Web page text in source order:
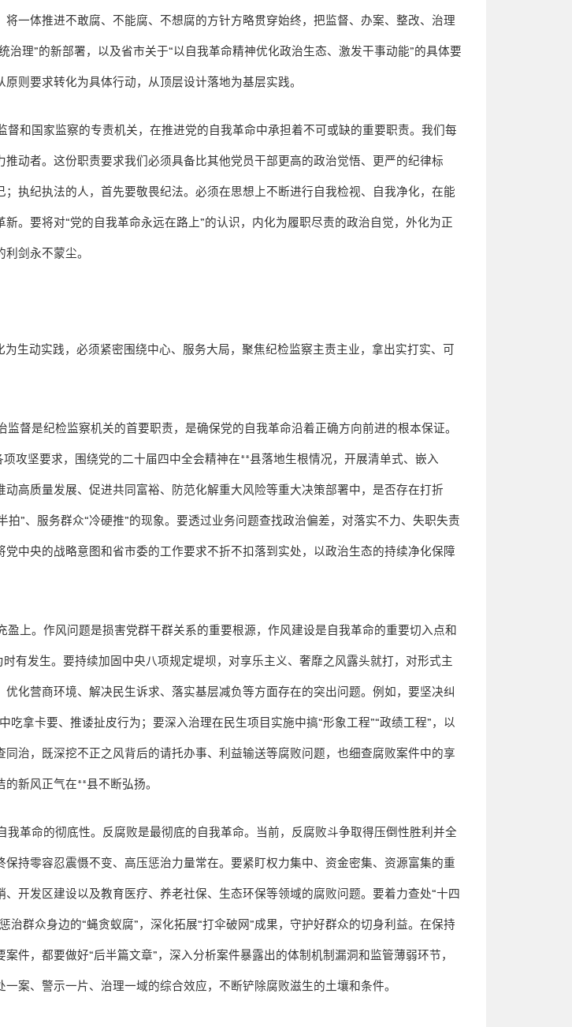
一体推进不敢腐、不能腐、不想腐的方针方略贯穿始终，把监督、办案、整改、治理
治理”的新部署，以及省市关于“以自我革命精神优化政治生态、激发干事动能”的具体要
则要求转化为具体行动，从顶层设计落地为基层实践。
和国家监察的专责机关，在推进党的自我革命中承担着不可或缺的重要职责。我们每
动者。这份职责要求我们必须具备比其他党员干部更高的政治觉悟、更严的纪律标
执纪执法的人，首先要敬畏纪法。必须在思想上不断进行自我检视、自我净化，在能
新。要将对“党的自我革命永远在路上”的认识，内化为履职尽责的政治自觉，外化为正
剑永不蒙尘。
为生动实践，必须紧密围绕中心、服务大局，聚焦纪检监察主责主业，拿出实打实、可
督是纪检监察机关的首要职责，是确保党的自我革命沿着正确方向前进的根本保证。
攻坚要求，围绕党的二十届四中全会精神在**县落地生根情况，开展清单式、嵌入
高质量发展、促进共同富裕、防范化解重大风险等重大决策部署中，是否存在打折
拍”、服务群众“冷硬推”的现象。要透过业务问题查找政治偏差，对落实不力、失职失责
中央的战略意图和省市委的工作要求不折不扣落到实处，以政治生态的持续净化保障
上。作风问题是损害党群干群关系的重要根源，作风建设是自我革命的重要切入点和
有发生。要持续加固中央八项规定堤坝，对享乐主义、奢靡之风露头就打，对形式主
化营商环境、解决民生诉求、落实基层减负等方面存在的突出问题。例如，要坚决纠
吃拿卡要、推诿扯皮行为；要深入治理在民生项目实施中搞“形象工程”“政绩工程”，以
治，既深挖不正之风背后的请托办事、利益输送等腐败问题，也细查腐败案件中的享
的新风正气在**县不断弘扬。
革命的彻底性。反腐败是最彻底的自我革命。当前，反腐败斗争取得压倒性胜利并全
持零容忍震慑不变、高压惩治力量常在。要紧盯权力集中、资金密集、资源富集的重
开发区建设以及教育医疗、养老社保、生态环保等领域的腐败问题。要着力查处“十四
治群众身边的“蝇贪蚁腐”，深化拓展“打伞破网”成果，守护好群众的切身利益。在保持
案件，都要做好“后半篇文章”，深入分析案件暴露出的体制机制漏洞和监管薄弱环节，
案、警示一片、治理一域的综合效应，不断铲除腐败滋生的土壤和条件。